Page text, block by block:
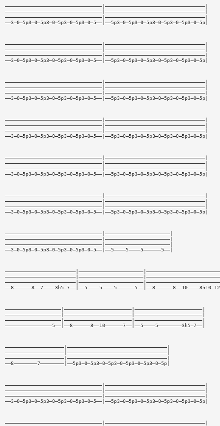
—————————————————————————————————|——————————————————————————————————|
—————————————————————————————————|——————————————————————————————————|
—————————————————————————————————|——————————————————————————————————|
——3—0—5p3—0—5p3—0—5p3—0—5p3—0—5——|——5p3—0—5p3—0—5p3—0—5p3—0—5p3—0—5p|
—————————————————————————————————|——————————————————————————————————|
—————————————————————————————————|——————————————————————————————————|
—————————————————————————————————|——————————————————————————————————|
——3—0—5p3—0—5p3—0—5p3—0—5p3—0—5——|——5p3—0—5p3—0—5p3—0—5p3—0—5p3—0—5p|
—————————————————————————————————|——————————————————————————————————|
—————————————————————————————————|——————————————————————————————————|
—————————————————————————————————|——————————————————————————————————|
——3—0—5p3—0—5p3—0—5p3—0—5p3—0—5——|——5p3—0—5p3—0—5p3—0—5p3—0—5p3—0—5p|
—————————————————————————————————|——————————————————————————————————|
—————————————————————————————————|——————————————————————————————————|
—————————————————————————————————|——————————————————————————————————|
——3—0—5p3—0—5p3—0—5p3—0—5p3—0—5——|——5p3—0—5p3—0—5p3—0—5p3—0—5p3—0—5p|
—————————————————————————————————|——————————————————————————————————|
—————————————————————————————————|——————————————————————————————————|
—————————————————————————————————|——————————————————————————————————|
——3—0—5p3—0—5p3—0—5p3—0—5p3—0—5——|——5p3—0—5p3—0—5p3—0—5p3—0—5p3—0—5p|
—————————————————————————————————|——————————————————————————————————|
—————————————————————————————————|——————————————————————————————————|
—————————————————————————————————|——————————————————————————————————|
——3—0—5p3—0—5p3—0—5p3—0—5p3—0—5——|——5p3—0—5p3—0—5p3—0—5p3—0—5p3—0—5p|
—————————————————————————————————|——————————————————————|
—————————————————————————————————|——————————————————————|
—————————————————————————————————|——————————————————————|
——3—0—5p3—0—5p3—0—5p3—0—5p3—0—5——|——5————5————5——————5——|
———————————————————|———————————————————————|———————————————————————|
———————————————————|———————————————————————|———————————————————————|
———————————————————|———————————————————————|———————————————————————|
————————————————5——|——8——————8——10——————7——|——5————5————————3h5—7——|
————————————————————|——————————————————————————————————|
————————————————————|——————————————————————————————————|
————————————————————|——————————————————————————————————|
——8————————7————————|——5p3—0—5p3—0—5p3—0—5p3—0—5p3—0—5p|
—————————————————————————————————|——————————————————————————————————|
—————————————————————————————————|——————————————————————————————————|
—————————————————————————————————|——————————————————————————————————|
——3—0—5p3—0—5p3—0—5p3—0—5p3—0—5——|——5p3—0—5p3—0—5p3—0—5p3—0—5p3—0—5p|
—————————————————————————————————|——————————————————————————————————|